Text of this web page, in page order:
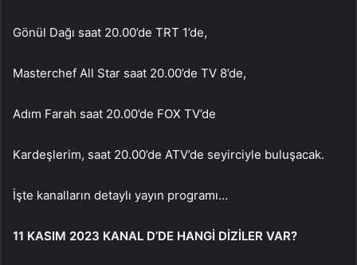
Gönül Dağı saat 20.00’de TRT 1’de,
Masterchef All Star saat 20.00’de TV 8’de,
Adım Farah saat 20.00’de FOX TV’de
Kardeşlerim, saat 20.00’de ATV’de seyirciyle buluşacak.
İşte kanalların detaylı yayın programı…
11 KASIM 2023 KANAL D’DE HANGİ DİZİLER VAR?